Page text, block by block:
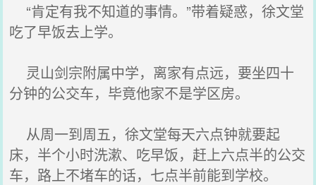
“肯定有我不知道的事情。”带着疑惑，徐文堂
吃了早饭去上学。
灵山剑宗附属中学，离家有点远，要坐四十
分钟的公交车，毕竟他家不是学区房。
从周一到周五，徐文堂每天六点钟就要起
床，半个小时洗漱、吃早饭，赶上六点半的公交
车，路上不堵车的话，七点半前能到学校。